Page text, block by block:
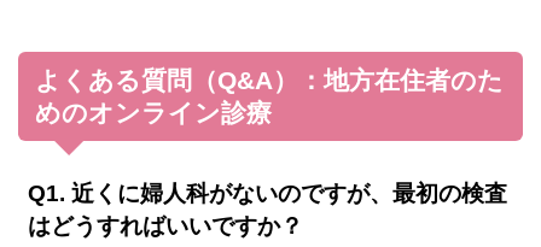
よくある質問（Q&A）：地方在住者のた
めのオンライン診療
Q1. 近くに婦人科がないのですが、最初の検査
はどうすればいいですか？